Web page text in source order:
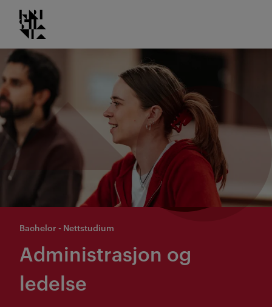
Gå
til
innhold
Kristiania logo
Bachelor - Nettstudium
Administrasjon og
ledelse